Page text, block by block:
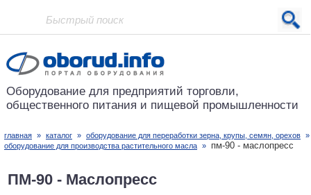
Проект основан в 2001 году
Оборудование для предприятий торговли,
общественного питания и пищевой промышленности
главная » каталог » оборудование для переработки зерна, крупы, семян, орехов »
оборудование для производства растительного масла » пм-90 - маслопресс
ПМ-90 - Маслопресс